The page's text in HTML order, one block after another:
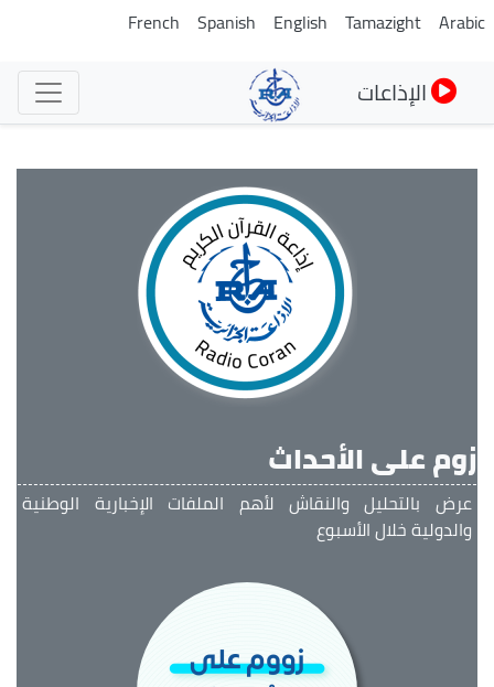
تجاوز
المحتوى
الرئيسي
Tamazight
English
Spanish
French
الإذاعات
زوم على الأحداث
عرض بالتحليل والنقاش لأهم الملفات الإخبارية الوطنية
والدولية خلال الأسبوع